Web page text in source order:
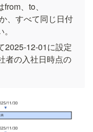
、to、
、すべて同じ日付
2025-12-01に設定
者の入社日時点の